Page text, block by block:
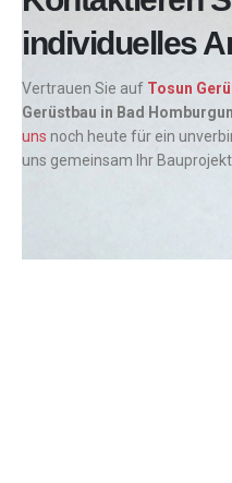
individuelles
Vertrauen Sie auf Tosun
Gerüstbau in Bad
uns noch heute für ein
uns gemeinsam Ihr